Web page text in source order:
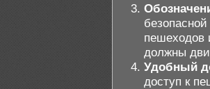
пешеходов
должны
Удобный
доступ к